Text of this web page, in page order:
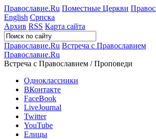
Православие.Ru Поместные Церкви
English Српска
Архив RSS Карта сайта
Православие.Ru Встреча с Православием
Православие.Ru
Встреча с Православием / Проповеди
Одноклассники
ВКонтакте
FaceBook
LiveJournal
Twitter
YouTube
Елицы